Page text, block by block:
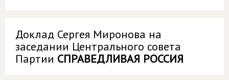
Доклад Сергея Миронова на
заседании Центрального совета
Партии СПРАВЕДЛИВАЯ РОССИЯ